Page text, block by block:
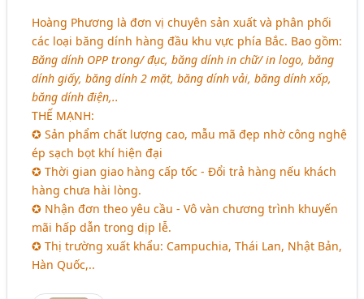
Hoàng Phương là đơn vị chuyên sản xuất và phân phối
các loại băng dính hàng đầu khu vực phía Bắc. Bao gồm:
Băng dính OPP trong/ đục, băng dính in chữ/ in logo, băng
dính giấy, băng dính 2 mặt, băng dính vải, băng dính xốp,
băng dính điện,..
THẾ MẠNH:
✪ Sản phẩm chất lượng cao, mẫu mã đẹp nhờ công nghệ
ép sạch bọt khí hiện đại
✪ Thời gian giao hàng cấp tốc - Đổi trả hàng nếu khách
hàng chưa hài lòng.
✪ Nhận đơn theo yêu cầu - Vô vàn chương trình khuyến
mãi hấp dẫn trong dịp lễ.
✪ Thị trường xuất khẩu: Campuchia, Thái Lan, Nhật Bản,
Hàn Quốc,..